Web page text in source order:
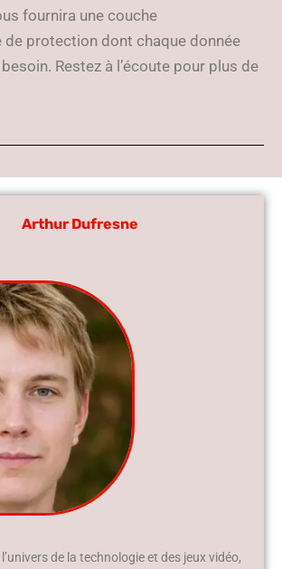
fournira une couche
de protection dont chaque donnée
Restez à l’écoute pour plus de
Arthur Dufresne
de la technologie et des jeux vidéo,